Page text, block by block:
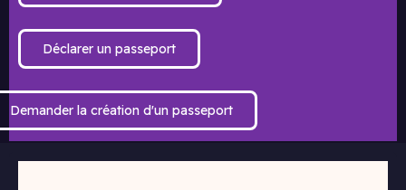
Déclarer un passeport
Demander la création d'un passeport